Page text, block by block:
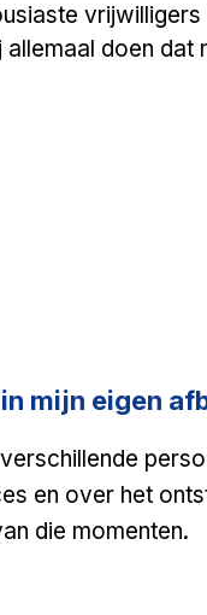
doen
mijn eigen
en over het
die momenten.